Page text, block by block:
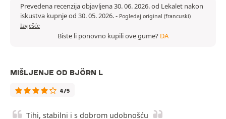
Prevedena recenzija objavljena 30. 06. 2026. od Lekalet nakon
iskustva kupnje od 30. 05. 2026.- Pogledaj original (francuski)
Izvješće
Biste li ponovno kupili ove gume? DA
MIŠLJENJE OD BJÖRN L
4/5
Tihi, stabilni i s dobrom udobnošću